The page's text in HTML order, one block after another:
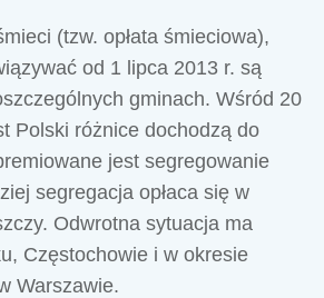
(tzw. opłata śmieciowa),
od 1 lipca 2013 r. są
gminach. Wśród 20
Polski różnice dochodzą do
jest segregowanie
segregacja opłaca się w
Odwrotna sytuacja ma
Częstochowie i w okresie
Warszawie.